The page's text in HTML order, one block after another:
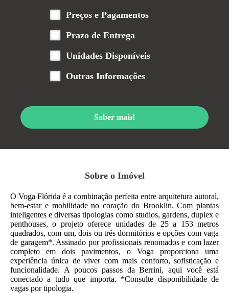
Sobre o Imóvel
O Voga Flórida é a combinação perfeita entre arquitetura autoral,
bem-estar e mobilidade no coração do Brooklin. Com plantas
inteligentes e diversas tipologias como studios, gardens, duplex e
penthouses, o projeto oferece unidades de 25 a 153 metros
quadrados, com um, dois ou três dormitórios e opções com vaga
de garagem*. Assinado por profissionais renomados e com lazer
completo em dois pavimentos, o Voga proporciona uma
experiência única de viver com mais conforto, sofisticação e
funcionalidade. A poucos passos da Berrini, aqui você está
conectado a tudo que importa. *Consulte disponibilidade de
vagas por tipologia.
Preços e Pagamentos
Prazo de Entrega
Unidades Disponíveis
Outras Informações
Saber mais!